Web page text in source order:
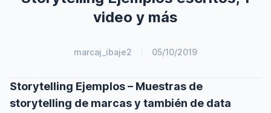
video y más
marcaj_ibaje2 05/10/2019
Storytelling Ejemplos – Muestras de
storytelling de marcas y también de data